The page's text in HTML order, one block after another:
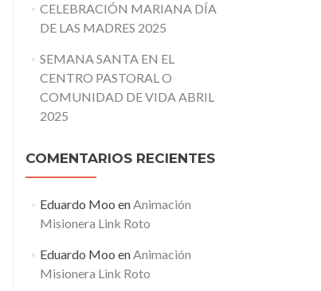
CELEBRACIÓN MARIANA DÍA
DE LAS MADRES 2025
SEMANA SANTA EN EL
CENTRO PASTORAL O
COMUNIDAD DE VIDA ABRIL
2025
COMENTARIOS RECIENTES
Eduardo Moo enAnimación
Misionera Link Roto
Eduardo Moo enAnimación
Misionera Link Roto